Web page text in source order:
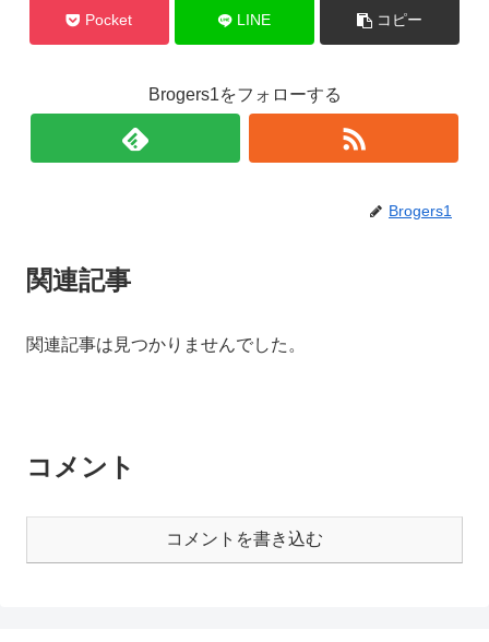
Pocket LINE コピー
Brogers1をフォローする
Brogers1
関連記事
関連記事は見つかりませんでした。
コメント
コメントを書き込む